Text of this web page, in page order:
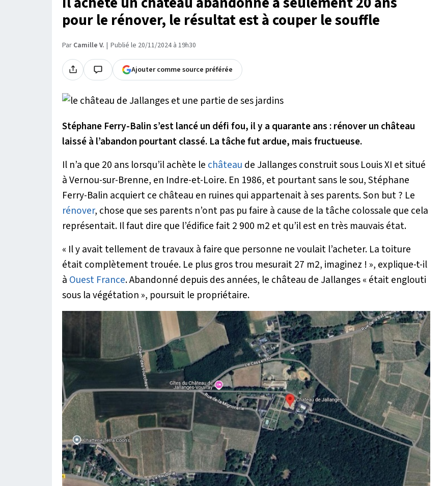
pour le rénover, le résultat est à couper le souffle
Par Camille V. Publié le 20/11/2024 à 19h30
Ajouter comme source préférée
Stéphane Ferry-Balin s’est lancé un défi fou, il y a quarante ans : rénover un château
laissé à l’abandon pourtant classé. La tâche fut ardue, mais fructueuse.
Il n’a que 20 ans lorsqu’il achète le château de Jallanges construit sous Louis XI et situé
à Vernou-sur-Brenne, en Indre-et-Loire. En 1986, et pourtant sans le sou, Stéphane
Ferry-Balin acquiert ce château en ruines qui appartenait à ses parents. Son but ? Le
rénover, chose que ses parents n’ont pas pu faire à cause de la tâche colossale que cela
représentait. Il faut dire que l’édifice fait 2 900 m2 et qu’il est en très mauvais état.
« Il y avait tellement de travaux à faire que personne ne voulait l’acheter. La toiture
était complètement trouée. Le plus gros trou mesurait 27 m2, imaginez ! », explique-t-il
à Ouest France. Abandonné depuis des années, le château de Jallanges « était englouti
sous la végétation », poursuit le propriétaire.